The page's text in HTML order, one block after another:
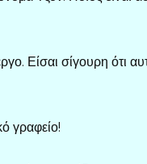
Είσαι σίγουρη ότι
γραφείο!